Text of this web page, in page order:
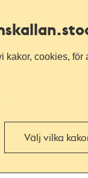
cookies,
Välj vilka